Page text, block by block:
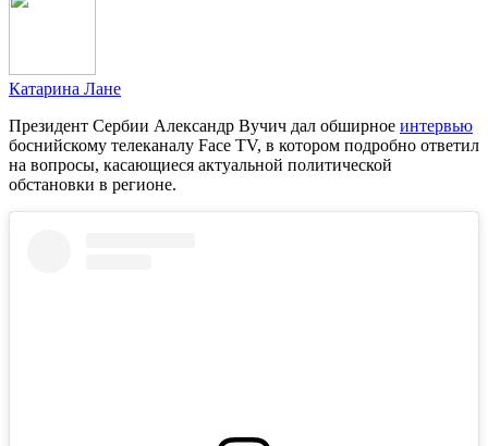
Катарина Лане
Президент Сербии Александр Вучич дал обширное интервью
боснийскому телеканалу Face TV, в котором подробно ответил
на вопросы, касающиеся актуальной политической
обстановки в регионе.